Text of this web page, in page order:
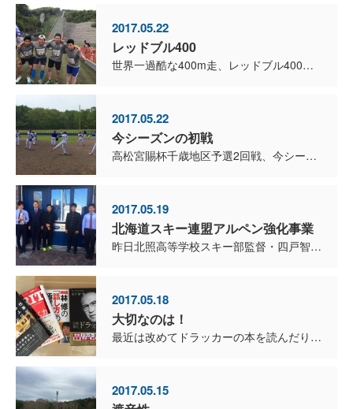
2017.05.22
レッドブル400
世界一過酷な400m走、レッドブル400！ チームドラゴンとチームTWISTが、4×100m走にチャレンジ！ チームドラゴンは1走岡本洸司選手が大きく出遅れたのですが、2走新賢範選...
2017.05.22
今シーズンの初戦
高松宮賜杯千歳地区予選2回戦、今シーズンの初戦です。 陸上自衛隊のチームが対戦相手でしたが、試合結果は9対0、5回コールド勝ちでした。 接戦を予想していたのですが、上手くゲームメイ...
2017.05.19
北海道スキー連盟アルペン強化事業
昨日北照高等学校スキー部監督・四戸智也監督と、選手2人が来社しました。 アメリカのコロラド州カッパーマウンテン・アスペン・ベイルで行われた、北海道スキー連盟アルペン強化事業（海外レース参...
2017.05.18
大切なのは！
最近は改めてドラッカーの本を読んだり、セミナーにも通っています。 来月からは、ブレインクルーやTWISTコーチにも、セミナーに参加してもらう予定です。 大切なのは、何を勉強してきたかよりも...
2017.05.15